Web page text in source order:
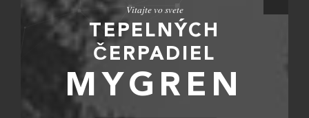
Vitajte vo svete
TEPELNÝCH
ČERPADIEL
MYGREN